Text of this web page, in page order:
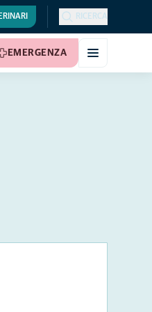
RICERCA
EMERGENZA